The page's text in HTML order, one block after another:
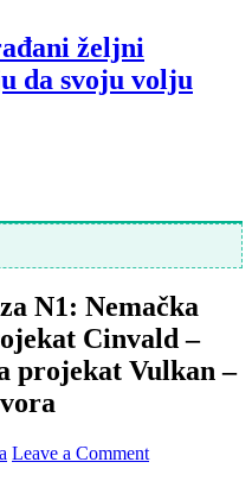
željni
da svoju volju
N1: Nemačka
Cinvald –
projekat Vulkan –
Leave a Comment